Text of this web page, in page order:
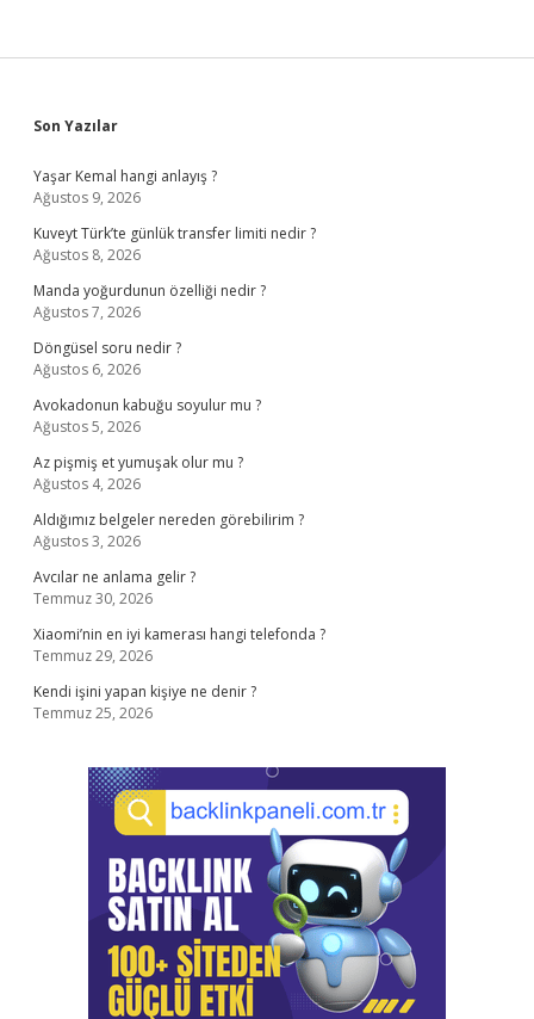
Sidebar
Son Yazılar
Yaşar Kemal hangi anlayış ?
Ağustos 9, 2026
Kuveyt Türk’te günlük transfer limiti nedir ?
Ağustos 8, 2026
Manda yoğurdunun özelliği nedir ?
Ağustos 7, 2026
Döngüsel soru nedir ?
Ağustos 6, 2026
Avokadonun kabuğu soyulur mu ?
Ağustos 5, 2026
Az pişmiş et yumuşak olur mu ?
Ağustos 4, 2026
Aldığımız belgeler nereden görebilirim ?
Ağustos 3, 2026
Avcılar ne anlama gelir ?
Temmuz 30, 2026
Xiaomi’nin en iyi kamerası hangi telefonda ?
Temmuz 29, 2026
Kendi işini yapan kişiye ne denir ?
Temmuz 25, 2026